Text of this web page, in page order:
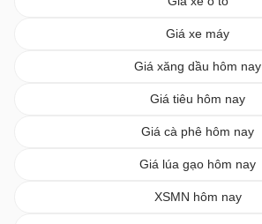
Giá xe máy
Giá xăng dầu hôm nay
Giá tiêu hôm nay
Giá cà phê hôm nay
Giá lúa gạo hôm nay
XSMN hôm nay